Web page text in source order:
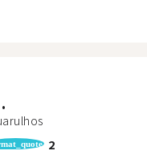
2